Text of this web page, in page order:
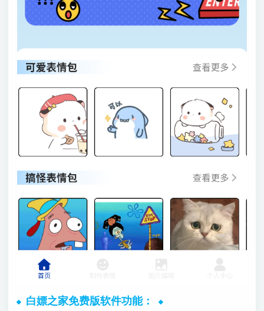
白嫖之家免费版软件功能：